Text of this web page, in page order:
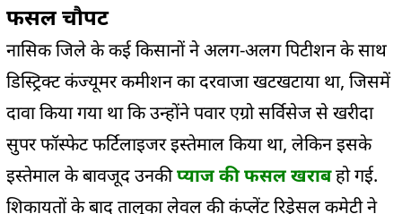
फसल चौपट
नासिक जिले के कई किसानों ने अलग-अलग पिटीशन के साथ
डिस्ट्रिक्ट कंज्यूमर कमीशन का दरवाजा खटखटाया था, जिसमें
दावा किया गया था कि उन्होंने पवार एग्रो सर्विसेज से खरीदा
सुपर फॉस्फेट फर्टिलाइजर इस्तेमाल किया था, लेकिन इसके
इस्तेमाल के बावजूद उनकीप्याज की फसल खराबहो गई.
शिकायतों के बाद तालुका लेवल की कंप्लेंट रिड्रेसल कमेटी ने